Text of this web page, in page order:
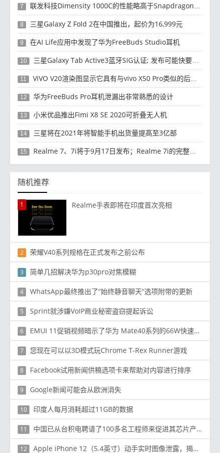
7 联发科技Dimensity 1000C的性能略高于Snapdragon 765G
8 三星Galaxy Z Fold 2在中国推出，起价为16,999元
9 在AI Life应用中发现了华为FreeBuds Studio耳机
10 三星Galaxy Tab Active3蓝牙SIG认证; 发布可能快要结束了
11 ViVO V20渲染图显示它具有与vivo X50 Pro类似的后部设计
12 华为FreeBuds Pro耳机泄漏出非常熟悉的设计
13 小米优品推出Fimi X8 SE 2020可折叠无人机
14 三星将在2021年将智能手机出货量提高至3亿部
15 Realme 7、7i将于9月17日发布；Realme 7i的完整规格并导致泄漏
随机推荐
1 Realme手表即将在印度首次亮相
2 荣耀V40系列规格在正式发布之前公布
3 简单几招解决华为p30pro对焦模糊
4 WhatsApp最终推出了“始终静音聊天”选项附带的更新
5 Sprint就涉嫌VoIP商业秘密盗窃提起诉讼
6 EMUI 11促销视频暗示了华为 Mate40系列的66W快速充电
7 您现在可以以3D模式玩Chrome T-Rex Runner游戏
8 Facebook试用新闻供稿选项卡来帮助对内容进行排序
9 Google新闻可能会从欧洲消失
10 印度人每月消耗超过11GB的数据
11 中国已从台积电聘请了100多名工程师来促进其芯片产业
12 Apple iPhone 12（5.4英寸）动手实时图像泄露，揭示设计